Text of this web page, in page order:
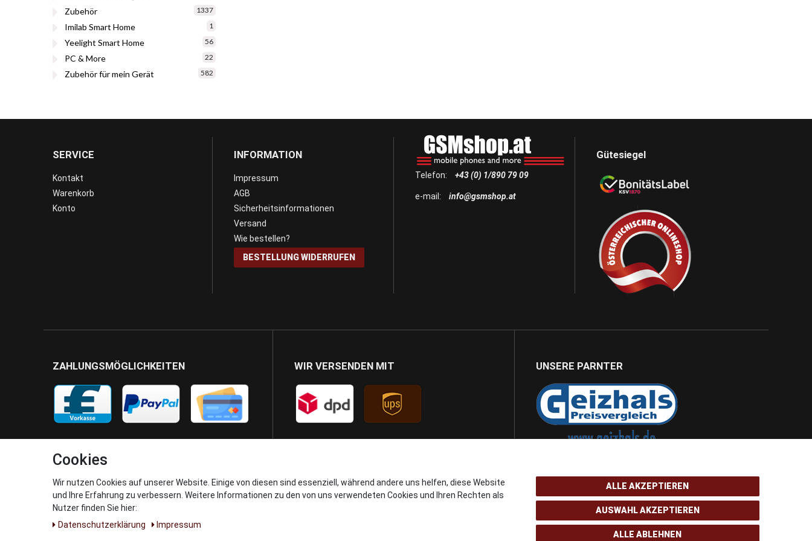
Zubehör 1337
Imilab Smart Home 1
Yeelight Smart Home 56
PC & More 22
Zubehör für mein Gerät 582
SERVICE
Kontakt
Warenkorb
Konto
INFORMATION
Impressum
AGB
Sicherheitsinformationen
Versand
Wie bestellen?
BESTELLUNG WIDERRUFEN
Telefon: +43 (0) 1/890 79 09
e-mail: info@gsmshop.at
Gütesiegel
ZAHLUNGSMÖGLICHKEITEN WIR VERSENDEN MIT UNSERE PARNTER
Cookies
Wir nutzen Cookies auf unserer Website. Einige von diesen sind essenziell, während andere uns helfen, diese Website
und Ihre Erfahrung zu verbessern. Weitere Informationen zu den von uns verwendeten Cookies und Ihren Rechten als
Nutzer finden Sie hier:
Daten­schutz­erklärung
Impressum
ALLE AKZEPTIEREN
AUSWAHL AKZEPTIEREN
ALLE ABLEHNEN